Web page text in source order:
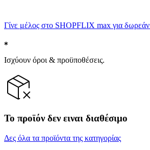
Γίνε μέλος στο SHOPFLIX max για δωρεάν
Ισχύουν όροι & προϋποθέσεις.
Το προϊόν δεν ειναι διαθέσιμο
Δες όλα τα προϊόντα της κατηγορίας